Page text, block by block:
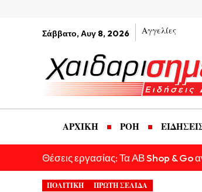
Σάββατο, Αυγ 8, 2026 Αγγελίες
ΑΡΧΙΚΗ ΡΟΗ
Θέσεις εργασίας: Τα ΑΒ Shop & Go
ΠΟΛΙΤΙΚΗ ΠΡΩΤΗ ΣΕΛΙΔΑ